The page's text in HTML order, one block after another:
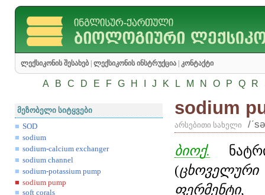
ლექსიკონის შესახებ ლექსიკონის ინსტრუქცია კონტაქტი
A B C D E F G H J K L M N O P Q R
მეზობელი სიტყვები
SOD
sodium
sodium-calcium exchanger
sodium channel
sodium-potassium pump
sodium pump
soft corals
sodium
არსებითი სახელი /
ბიოქ.
(